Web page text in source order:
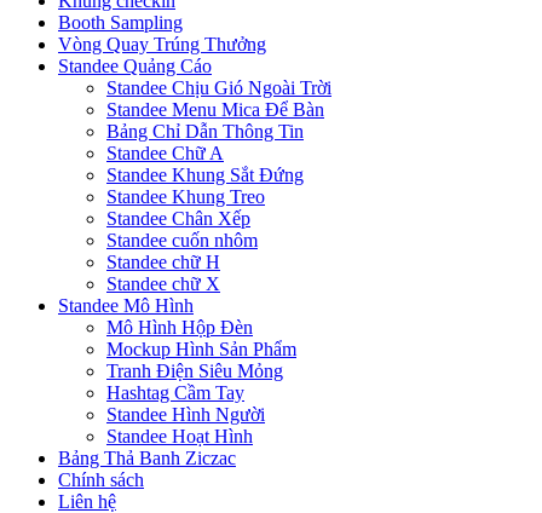
Booth Sampling
Vòng Quay Trúng Thưởng
Standee Quảng Cáo
Standee Chịu Gió Ngoài Trời
Standee Menu Mica Để Bàn
Bảng Chỉ Dẫn Thông Tin
Standee Chữ A
Standee Khung Sắt Đứng
Standee Khung Treo
Standee Chân Xếp
Standee cuốn nhôm
Standee chữ H
Standee chữ X
Standee Mô Hình
Mô Hình Hộp Đèn
Mockup Hình Sản Phẩm
Tranh Điện Siêu Mỏng
Hashtag Cầm Tay
Standee Hình Người
Standee Hoạt Hình
Bảng Thả Banh Ziczac
Chính sách
Liên hệ